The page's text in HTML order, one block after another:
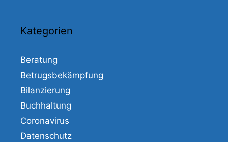
Kategorien
Beratung
Betrugsbekämpfung
Bilanzierung
Buchhaltung
Coronavirus
Datenschutz